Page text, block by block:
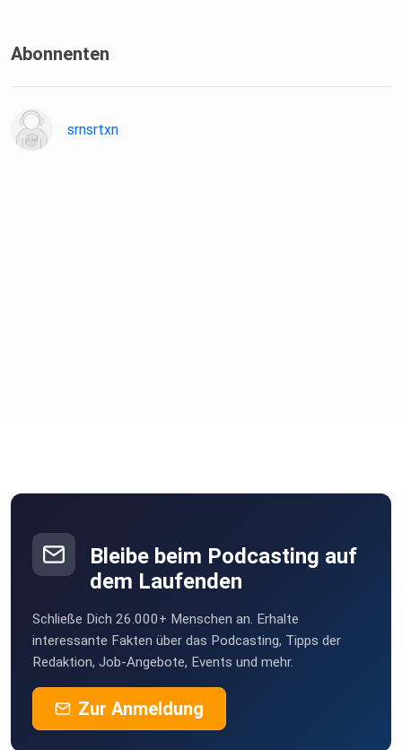
Abonnenten
srnsrtxn
Bleibe beim Podcasting auf
dem Laufenden
Schließe Dich 26.000+ Menschen an. Erhalte
interessante Fakten über das Podcasting, Tipps der
Redaktion, Job-Angebote, Events und mehr.
Zur Anmeldung